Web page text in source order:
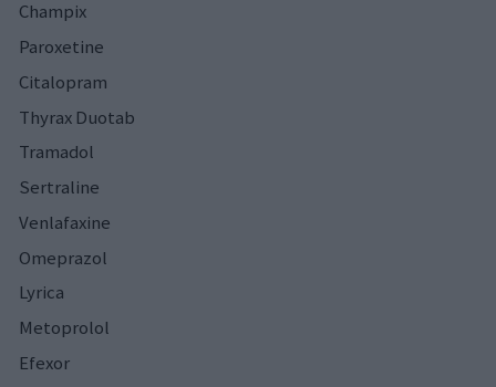
Champix
Paroxetine
Citalopram
Thyrax Duotab
Tramadol
Sertraline
Venlafaxine
Omeprazol
Lyrica
Metoprolol
Efexor